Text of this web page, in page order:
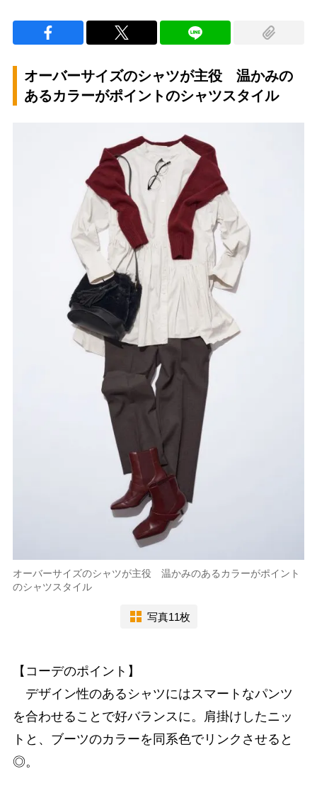
オーバーサイズのシャツが主役 温かみの
あるカラーがポイントのシャツスタイル
オーバーサイズのシャツが主役 温かみのあるカラーがポイント
のシャツスタイル
写真11枚
【コーデのポイント】
デザイン性のあるシャツにはスマートなパンツ
を合わせることで好バランスに。肩掛けしたニッ
トと、ブーツのカラーを同系色でリンクさせると
◎。